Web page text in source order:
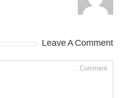
Leave A Comment
Comment